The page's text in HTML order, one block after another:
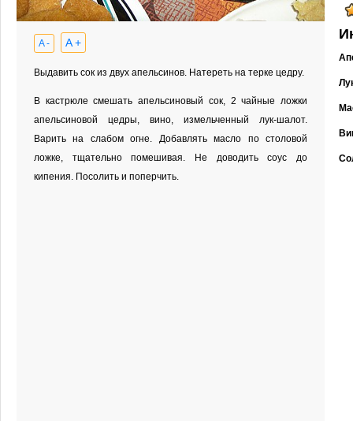
A - A +
Выдавить сок из двух апельсинов. Натереть на терке цедру.
В кастрюле смешать апельсиновый сок, 2 чайные ложки
апельсиновой цедры, вино, измельченный лук-шалот.
Варить на слабом огне. Добавлять масло по столовой
ложке, тщательно помешивая. Не доводить соус до
кипения. Посолить и поперчить.